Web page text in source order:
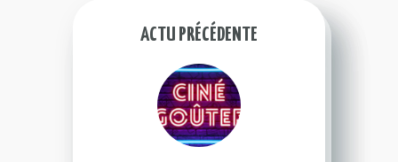
ACTU PRÉCÉDENTE